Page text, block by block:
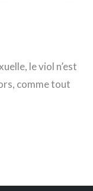
le viol n’est
comme tout